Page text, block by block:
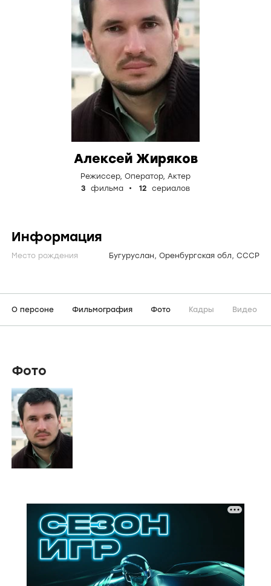
Алексей Жиряков
Режиссер, Оператор, Актер
3
фильма 12 сериалов
Информация
Место рождения Бугуруслан, Оренбургская обл, СССР
О персоне Фильмография Фото Кадры Видео
Фото